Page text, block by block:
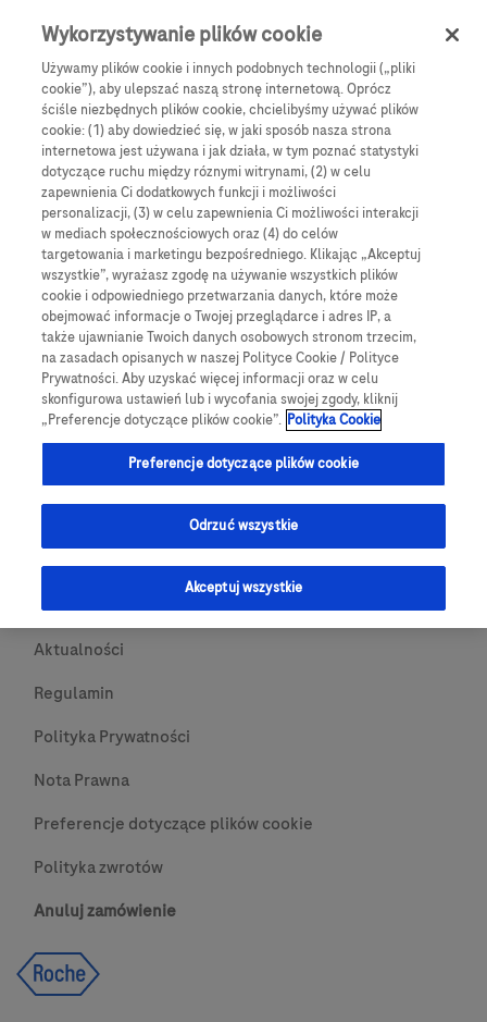
Skip to main content Menu
Products Articles
We are sorry, but no results were found for:
Globalne Strony Internetowe
Global Roche
Platforma Accu-Chek Care
Global Roche Diabetologia
Wszystkie lokalizacje
Skontaktuj się z nami
O nas
Aktualności
Regulamin
Polityka Prywatności
Nota Prawna
Preferencje dotyczące plików cookie
Polityka zwrotów
Anuluj zamówienie
Wykorzystywanie plików cookie
Używamy plików cookie i innych podobnych technologii („pliki
cookie”), aby ulepszać naszą stronę internetową. Oprócz
ściśle niezbędnych plików cookie, chcielibyśmy używać plików
cookie: (1) aby dowiedzieć się, w jaki sposób nasza strona
internetowa jest używana i jak działa, w tym poznać statystyki
dotyczące ruchu między róznymi witrynami, (2) w celu
zapewnienia Ci dodatkowych funkcji i możliwości
personalizacji, (3) w celu zapewnienia Ci możliwości interakcji
w mediach społecznościowych oraz (4) do celów
targetowania i marketingu bezpośredniego. Klikając „Akceptuj
wszystkie”, wyrażasz zgodę na używanie wszystkich plików
cookie i odpowiedniego przetwarzania danych, które może
obejmować informacje o Twojej przeglądarce i adres IP, a
także ujawnianie Twoich danych osobowych stronom trzecim,
na zasadach opisanych w naszej Polityce Cookie / Polityce
Prywatności. Aby uzyskać więcej informacji oraz w celu
skonfigurowa ustawień lub i wycofania swojej zgody, kliknij
„Preferencje dotyczące plików cookie”. Polityka Cookie
Preferencje dotyczące plików cookie
Odrzuć wszystkie
Akceptuj wszystkie